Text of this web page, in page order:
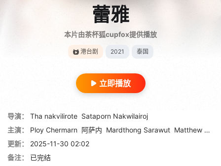
蕾雅
本片由茶杯狐cupfox提供播放
港台剧 2021 泰国
立即播放
导演： Tha nakvilirote Sataporn Nakwilairoj
主演：
Ploy Chermarn 阿萨内 Mardthong Sarawut Matthew Dean
更新：
2025-11-30 02:02
备注：
已完结